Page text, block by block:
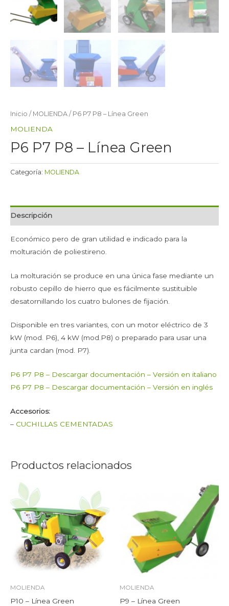
Inicio / MOLIENDA / P6 P7 P8 – Línea Green
MOLIENDA
P6 P7 P8 – Línea Green
Categoría: MOLIENDA
Descripción
Económico pero de gran utilidad e indicado para la
molturación de poliestireno.
La molturación se produce en una única fase mediante un
robusto cepillo de hierro que es fácilmente sustituible
desatornillando los cuatro bulones de fijación.
Disponible en tres variantes, con un motor eléctrico de 3
kW (mod. P6), 4 kW (mod.P8) o preparado para usar una
junta cardan (mod. P7).
P6 P7 P8 – Descargar documentación – Versión en italiano
P6 P7 P8 – Descargar documentación – Versión en inglés
Accesorios:
– CUCHILLAS CEMENTADAS
Productos relacionados
MOLIENDA
P10 – Línea Green
MOLIENDA
P9 – Línea Green